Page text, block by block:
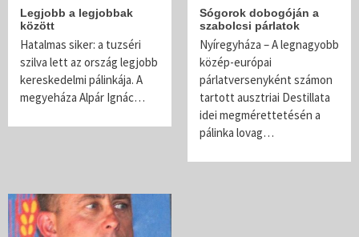
Legjobb a legjobbak
között
Hatalmas siker: a tuzséri
szilva lett az ország legjobb
kereskedelmi pálinkája. A
megyeháza Alpár Ignác…
Sógorok dobogóján a
szabolcsi párlatok
Nyíregyháza – A legnagyobb
közép-európai
párlatversenyként számon
tartott ausztriai Destillata
idei megmérettetésén a
pálinka lovag…